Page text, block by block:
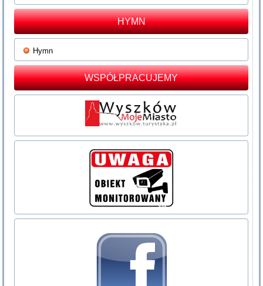
HYMN
Hymn
WSPÓŁPRACUJEMY